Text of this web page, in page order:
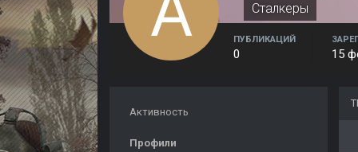
Сталкеры
ПУБЛИКАЦИЙ
0 15
Активность
Профили